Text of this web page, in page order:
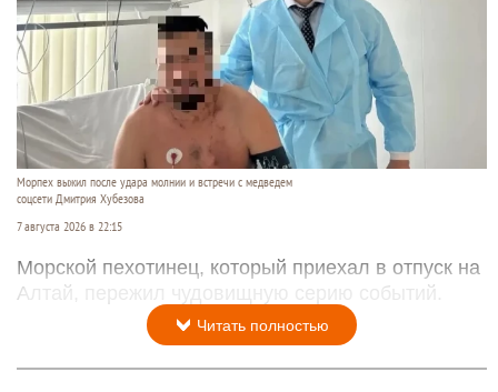
Морпех выжил после удара молнии и встречи с медведем
соцсети Дмитрия Хубезова
7 августа 2026 в 22:15
Морской пехотинец, который приехал в отпуск на
Алтай, пережил чудовищную серию событий.
Читать полностью